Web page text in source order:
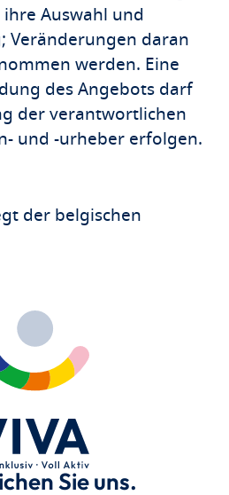
Auswahl und
Veränderungen daran
werden. Eine
des Angebots darf
der verantwortlichen
und -urheber erfolgen.
der belgischen
Sie uns.